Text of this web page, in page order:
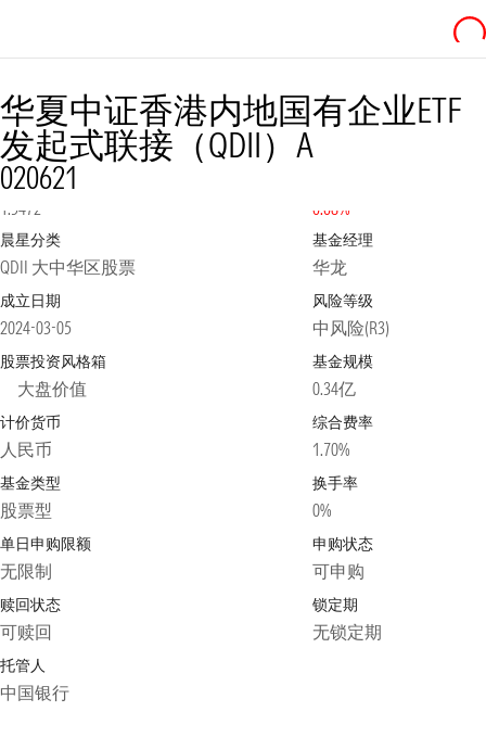
华夏中证香港内地国有企业ETF
发起式联接（QDII）A
020621
净值2026-08-07
1.5472 0.08%
晨星分类
QDII 大中华区股票
基金经理
华龙
成立日期
2024-03-05
风险等级
中风险(R3)
股票投资风格箱
大盘价值
基金规模
0.34亿
计价货币
人民币
综合费率
1.70%
基金类型
股票型
换手率
0%
单日申购限额
无限制
申购状态
可申购
赎回状态
可赎回
锁定期
无锁定期
托管人
中国银行